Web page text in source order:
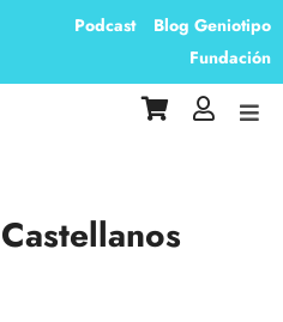
Podcast
Blog Geniotipo
Fundación